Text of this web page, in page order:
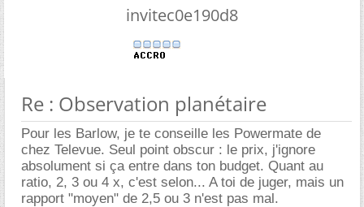
invitec0e190d8
Re : Observation planétaire
Pour les Barlow, je te conseille les Powermate de
chez Televue. Seul point obscur : le prix, j'ignore
absolument si ça entre dans ton budget. Quant au
ratio, 2, 3 ou 4 x, c'est selon... A toi de juger, mais un
rapport "moyen" de 2,5 ou 3 n'est pas mal.